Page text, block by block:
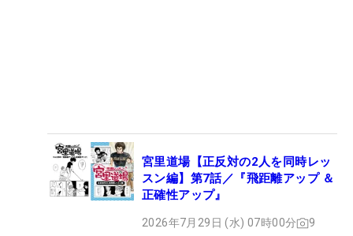
宮里道場【正反対の2人を同時レッ
スン編】第7話／『飛距離アップ ＆
正確性アップ』
2026年7月29日 (水) 07時00分 9